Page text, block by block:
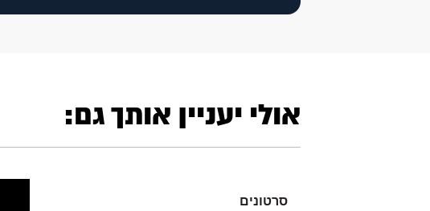
אולי יעניין אותך גם:
סרטונים